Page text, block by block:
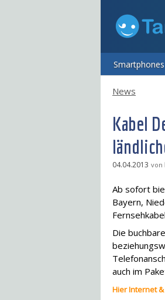
Smartphones
News
Kabel
04.04.2013 von
Ab sofort
Bayern,
Die
auch im
Hier Internet